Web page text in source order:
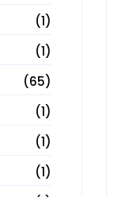
(1)
(1)
(65)
(1)
(1)
(1)